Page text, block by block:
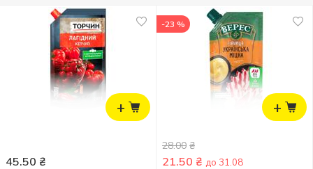
+
45.50 ₴
+
-23 %
28.00 ₴
21.50 ₴ до 31.08